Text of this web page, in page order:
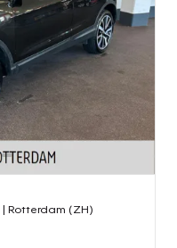
| Rotterdam (ZH)